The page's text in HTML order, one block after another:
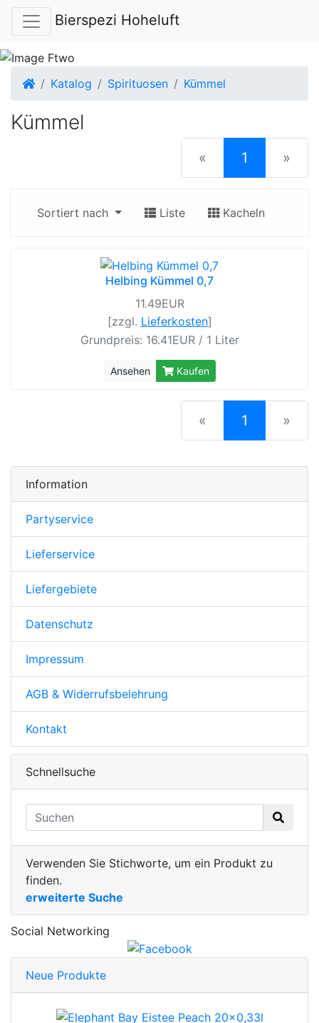
Bierspezi Hoheluft
Startseite
Katalog Spirituosen Kümmel
Kümmel
« 1 (current)
»
Sortiert nach Liste Kacheln
Helbing Kümmel 0,7
11.49EUR
[zzgl. Lieferkosten]
Grundpreis: 16.41EUR / 1 Liter
Ansehen Kaufen
« 1 (current)
»
Information
Partyservice
Lieferservice
Liefergebiete
Datenschutz
Impressum
AGB & Widerrufsbelehrung
Kontakt
Schnellsuche
Verwenden Sie Stichworte, um ein Produkt zu
finden.
erweiterte Suche
Social Networking
Neue Produkte